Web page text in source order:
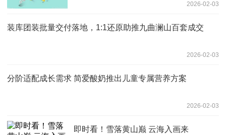
2026-02-03
装库团装批量交付落地，1:1还原助推九曲澜山百套成交
2026-02-03
分阶适配成长需求 简爱酸奶推出儿童专属营养方案
2026-02-03
即时看！雪落黄山巅 云海入画来